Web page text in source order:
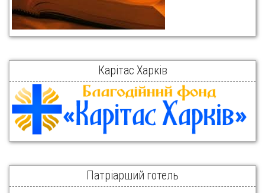
Карітас Харків
Патріарший готель